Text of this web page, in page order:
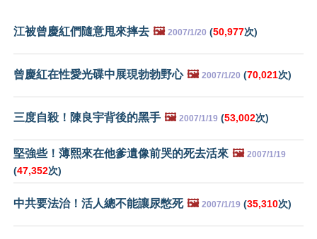
江被曾慶紅們隨意甩來摔去 🖼️ 2007/1/20 (50,977次)
曾慶紅在性愛光碟中展現勃勃野心 🖼️ 2007/1/20 (70,021次)
三度自殺！陳良宇背後的黑手 🖼️ 2007/1/19 (53,002次)
堅強些！薄熙來在他爹遺像前哭的死去活來 🖼️ 2007/1/19
(47,352次)
中共要法治！活人總不能讓尿憋死 🖼️ 2007/1/19 (35,310次)